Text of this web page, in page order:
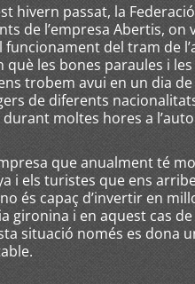
hivern passat, la
de l’empresa Abertis, on
funcionament del tram de
què les bones paraules i
trobem avui en un dia
de diferents
moltes hores a
que anualment té
i els turistes que ens
és capaç d’invertir en
gironina i en aquest cas
situació només es dona